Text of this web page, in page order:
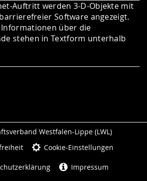
Auftritt werden 3-D-Objekte mit
Software angezeigt.
über die
stehen in Textform unterhalb
Westfalen-Lippe (LWL)
Cookie-Einstellungen
Impressum